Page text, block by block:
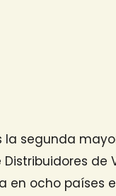
segunda
de
ocho países